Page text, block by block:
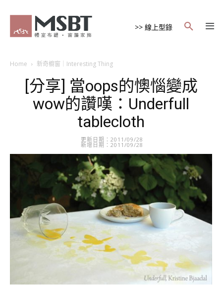
>> 線上型錄
Home 新奇櫥窗｜Interesting Thing
[分享] 當oops的懊惱變成
wow的讚嘆：Underfull
tablecloth
更新日期：2011/09/28
新增日期：2011/09/28